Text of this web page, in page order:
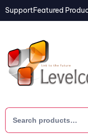
SupportFeatured